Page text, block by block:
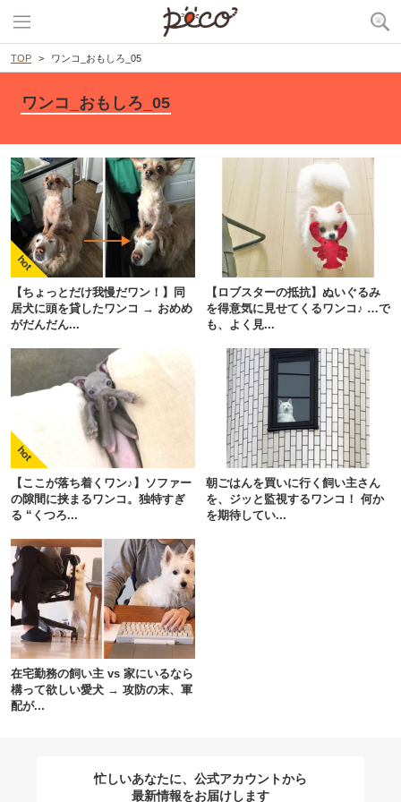
TOP ワンコ_おもしろ_05
ワンコ_おもしろ_05
【ちょっとだけ我慢だワン！】同
居犬に頭を貸したワンコ → おめめ
がだんだん...
【ロブスターの抵抗】ぬいぐるみ
を得意気に見せてくるワンコ♪ …で
も、よく見...
【ここが落ち着くワン♪】ソファー
の隙間に挟まるワンコ。独特すぎ
る “くつろ...
朝ごはんを買いに行く飼い主さん
を、ジッと監視するワンコ！ 何か
を期待してい...
在宅勤務の飼い主 vs 家にいるなら
構って欲しい愛犬 → 攻防の末、軍
配が...
忙しいあなたに、公式アカウントから
最新情報をお届けします
閉じる
pecodogs
いぬ部をフォロー
アプリで開く
アプリをダウンロードする